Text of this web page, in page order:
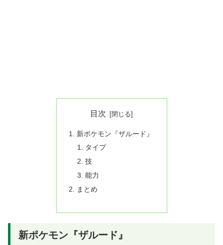
目次
新ポケモン『ザルード』
タイプ
技
能力
まとめ
新ポケモン『ザルード』